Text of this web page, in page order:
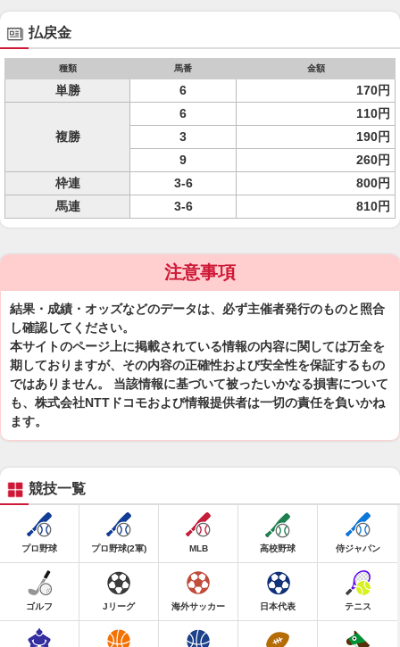
払戻金
種類 馬番 金額
単勝 6 170円
複勝
6
110円
3
190円
9
260円
枠連
3-6
800円
馬連
3-6 810円
注意事項
結果・成績・オッズなどのデータは、必ず主催者発行のものと照合
し確認してください。
本サイトのページ上に掲載されている情報の内容に関しては万全を
期しておりますが、その内容の正確性および安全性を保証するもの
ではありません。 当該情報に基づいて被ったいかなる損害について
も、株式会社NTTドコモおよび情報提供者は一切の責任を負いかね
ます。
競技一覧
プロ野球 プロ野球(2軍) MLB 高校野球 侍ジャパン
ゴルフ Jリーグ 海外サッカー 日本代表 テニス